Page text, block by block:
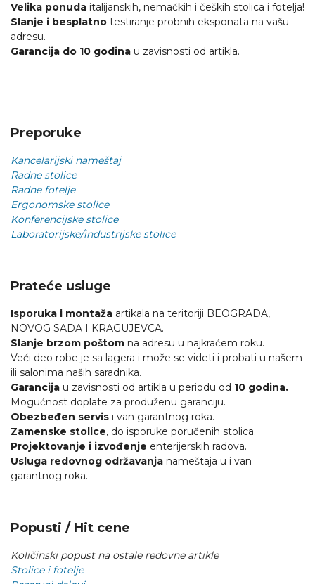
Velika ponuda italijanskih, nemačkih i čeških stolica i fotelja!
Slanje i besplatno testiranje probnih eksponata na vašu
adresu.
Garancija do 10 godina u zavisnosti od artikla.
Preporuke
Kancelarijski nameštaj
Radne stolice
Radne fotelje
Ergonomske stolice
Konferencijske stolice
Laboratorijske/industrijske stolice
Prateće usluge
Isporuka i montaža artikala na teritoriji BEOGRADA,
NOVOG SADA I KRAGUJEVCA.
Slanje brzom poštom na adresu u najkraćem roku.
Veći deo robe je sa lagera i može se videti i probati u našem
ili salonima naših saradnika.
Garancija u zavisnosti od artikla u periodu od 10 godina.
Mogućnost doplate za produženu garanciju.
Obezbeđen servis i van garantnog roka.
Zamenske stolice, do isporuke poručenih stolica.
Projektovanje i izvođenje enterijerskih radova.
Usluga redovnog održavanja nameštaja u i van
garantnog roka.
Popusti / Hit cene
Količinski popust na ostale redovne artikle
Stolice i fotelje